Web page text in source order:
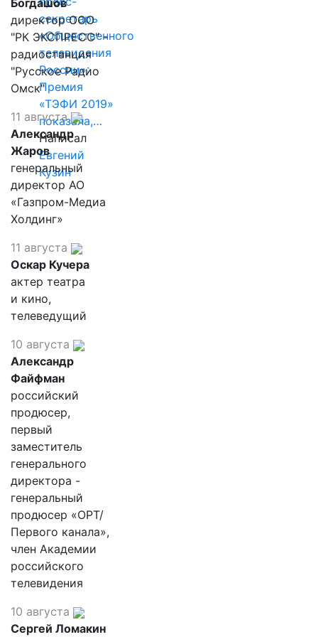
секретарь
«Общественного
телевидения
России»:
Премия
«ТЭФИ 2019»
показала,…
Написал
Евгений
Кузин
Богдашов
директор ООО
"РК ЭКСПРЕСС" -
радиостанция
"Русское Радио
Омск"
11 августа
Александр
Жаров
генеральный
директор АО
«Газпром-Медиа
Холдинг»
11 августа
Оскар Кучера
актер театра
и кино,
телеведущий
10 августа
Александр
Файфман
российский
продюсер,
первый
заместитель
генерального
директора -
генеральный
продюсер «ОРТ/
Первого канала»,
член Академии
российского
телевидения
10 августа
Сергей Ломакин